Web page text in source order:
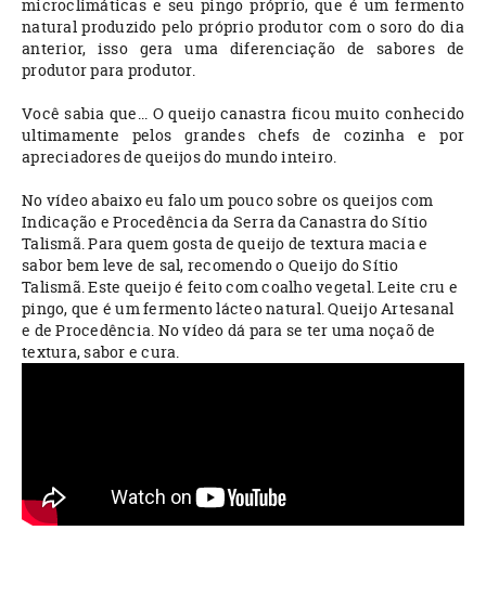
microclimáticas e seu pingo próprio, que é um fermento
natural produzido pelo próprio produtor com o soro do dia
anterior, isso gera uma diferenciação de sabores de
produtor para produtor.
Você sabia que... O queijo canastra ficou muito conhecido
ultimamente pelos grandes chefs de cozinha e por
apreciadores de queijos do mundo inteiro.
No vídeo abaixo eu falo um pouco sobre os queijos com
Indicação e Procedência da Serra da Canastra do Sítio
Talismã. Para quem gosta de queijo de textura macia e
sabor bem leve de sal, recomendo o Queijo do Sítio
Talismã. Este queijo é feito com coalho vegetal. Leite cru e
pingo, que é um fermento lácteo natural. Queijo Artesanal
e de Procedência. No vídeo dá para se ter uma noçaõ de
textura, sabor e cura.